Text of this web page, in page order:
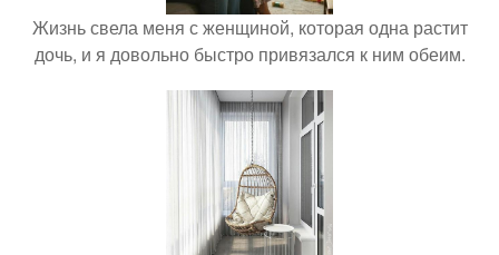
Жизнь свела меня с женщиной, которая одна растит
дочь, и я довольно быстро привязался к ним обеим.